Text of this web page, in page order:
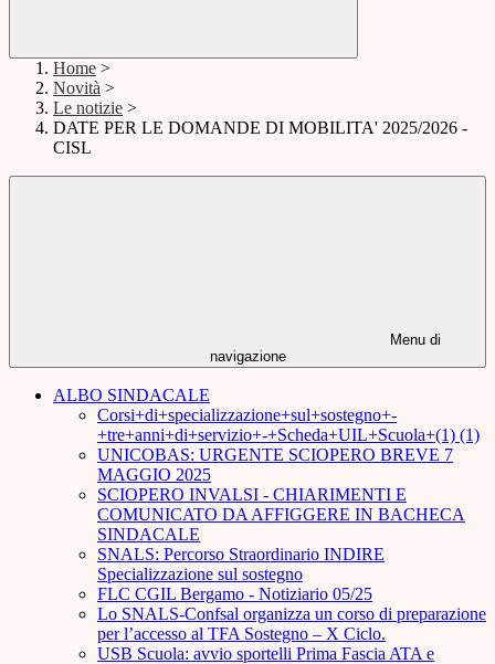
Home >
Novità >
Le notizie >
DATE PER LE DOMANDE DI MOBILITA' 2025/2026 -
CISL
Menu di
navigazione
ALBO SINDACALE
Corsi+di+specializzazione+sul+sostegno+-
+tre+anni+di+servizio+-+Scheda+UIL+Scuola+(1) (1)
UNICOBAS: URGENTE SCIOPERO BREVE 7
MAGGIO 2025
SCIOPERO INVALSI - CHIARIMENTI E
COMUNICATO DA AFFIGGERE IN BACHECA
SINDACALE
SNALS: Percorso Straordinario INDIRE
Specializzazione sul sostegno
FLC CGIL Bergamo - Notiziario 05/25
Lo SNALS-Confsal organizza un corso di preparazione
per l’accesso al TFA Sostegno – X Ciclo.
USB Scuola: avvio sportelli Prima Fascia ATA e